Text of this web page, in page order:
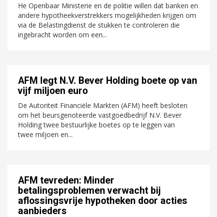
He Openbaar Ministerie en de politie willen dat banken en
andere hypotheekverstrekkers mogelijkheden krijgen om
via de Belastingdienst de stukken te controleren die
ingebracht worden om een...
AFM legt N.V. Bever Holding boete op van
vijf miljoen euro
De Autoriteit Financiële Markten (AFM) heeft besloten
om het beursgenoteerde vastgoedbedrijf N.V. Bever
Holding twee bestuurlijke boetes op te leggen van
twee miljoen en...
AFM tevreden: Minder
betalingsproblemen verwacht bij
aflossingsvrije hypotheken door acties
aanbieders